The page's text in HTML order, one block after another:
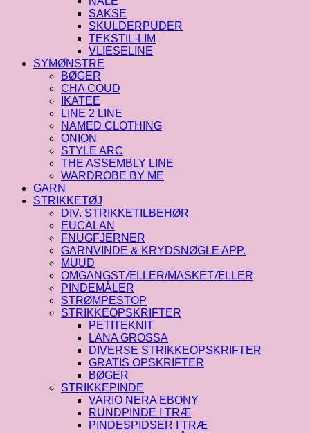
SAKSE
SKULDERPUDER
TEKSTIL-LIM
VLIESELINE
SYMØNSTRE
BØGER
CHA COUD
IKATEE
LINE 2 LINE
NAMED CLOTHING
ONION
STYLE ARC
THE ASSEMBLY LINE
WARDROBE BY ME
GARN
STRIKKETØJ
DIV. STRIKKETILBEHØR
EUCALAN
FNUGFJERNER
GARNVINDE & KRYDSNØGLE APP.
MUUD
OMGANGSTÆLLER/MASKETÆLLER
PINDEMÅLER
STRØMPESTOP
STRIKKEOPSKRIFTER
PETITEKNIT
LANA GROSSA
DIVERSE STRIKKEOPSKRIFTER
GRATIS OPSKRIFTER
BØGER
STRIKKEPINDE
VARIO NERA EBONY
RUNDPINDE I TRÆ
PINDESPIDSER I TRÆ